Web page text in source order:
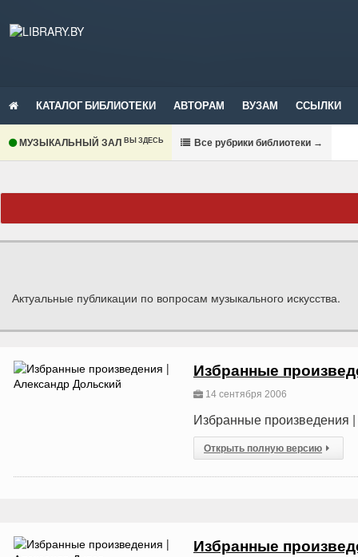
КАТАЛОГ БИБЛИОТЕКИ АВТОРАМ ВУЗАМ ССЫЛКИ
МУЗЫКАЛЬНЫЙ ЗАЛ ВЫ ЗДЕСЬ Все рубрики библиотеки →
Актуальные публикации по вопросам музыкального искусства.
Избранные
14 сентября 2006
Избранные произведения
Открыть полную версию
Избранные